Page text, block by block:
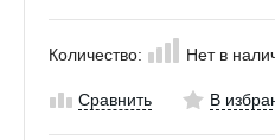
Количество: Нет в
Сравнить В